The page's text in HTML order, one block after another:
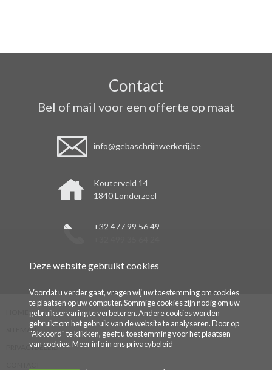
Contact
Bel of mail voor een offerte op maat
info@gebaschrijnwerkerij.be
Kouterveld 14
1840 Londerzeel
+32 477 99 56 49
SITEMAP
PRIVACYBELEID
Deze website gebruikt cookies
Voordat u verder gaat, vragen wij uw toestemming om cookies
te plaatsen op uw computer. Sommige cookies zijn nodig om uw
gebruikservaring te verbeteren. Andere cookies worden
gebruikt om het gebruik van de website te analyseren. Door op
"Akkoord" te klikken, geeft u toestemming voor het plaatsen
van cookies.Meer info in ons privacybeleid